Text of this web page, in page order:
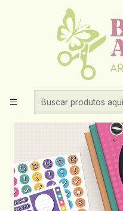
Aproveite 10% de
Início
Arquivo Capas Planner
Brochura - NILMARA